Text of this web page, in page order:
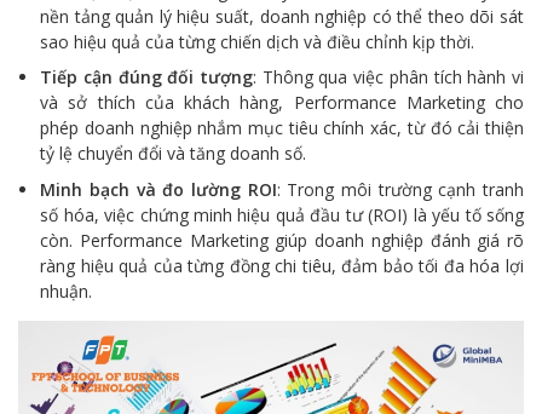
nền tảng quản lý hiệu suất, doanh nghiệp có thể theo dõi sát
sao hiệu quả của từng chiến dịch và điều chỉnh kịp thời.
Tiếp cận đúng đối tượng: Thông qua việc phân tích hành vi
và sở thích của khách hàng, Performance Marketing cho
phép doanh nghiệp nhắm mục tiêu chính xác, từ đó cải thiện
tỷ lệ chuyển đổi và tăng doanh số.
Minh bạch và đo lường ROI: Trong môi trường cạnh tranh
số hóa, việc chứng minh hiệu quả đầu tư (ROI) là yếu tố sống
còn. Performance Marketing giúp doanh nghiệp đánh giá rõ
ràng hiệu quả của từng đồng chi tiêu, đảm bảo tối đa hóa lợi
nhuận.